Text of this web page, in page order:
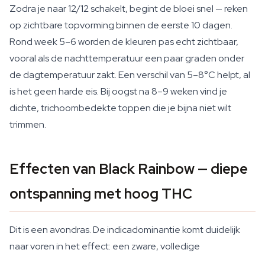
Zodra je naar 12/12 schakelt, begint de bloei snel — reken
op zichtbare topvorming binnen de eerste 10 dagen.
Rond week 5–6 worden de kleuren pas echt zichtbaar,
vooral als de nachttemperatuur een paar graden onder
de dagtemperatuur zakt. Een verschil van 5–8°C helpt, al
is het geen harde eis. Bij oogst na 8–9 weken vind je
dichte, trichoombedekte toppen die je bijna niet wilt
trimmen.
Effecten van Black Rainbow — diepe
ontspanning met hoog THC
Dit is een avondras. De indicadominantie komt duidelijk
naar voren in het effect: een zware, volledige